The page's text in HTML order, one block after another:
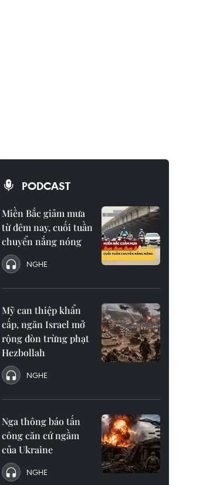
PODCAST
Miền Bắc giảm mưa
từ đêm nay, cuối tuần
chuyển nắng nóng
NGHE
Mỹ can thiệp khẩn
cấp, ngăn Israel mở
rộng đòn trừng phạt
Hezbollah
NGHE
Nga thông báo tấn
công căn cứ ngầm
của Ukraine
NGHE